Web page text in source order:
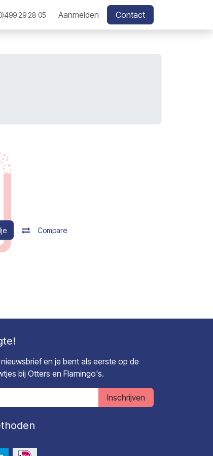
29 28 05 Aanmelden Contact
Compare
en je bent als eerste op de
bij Otters en Flamingo's.
Inschrijven